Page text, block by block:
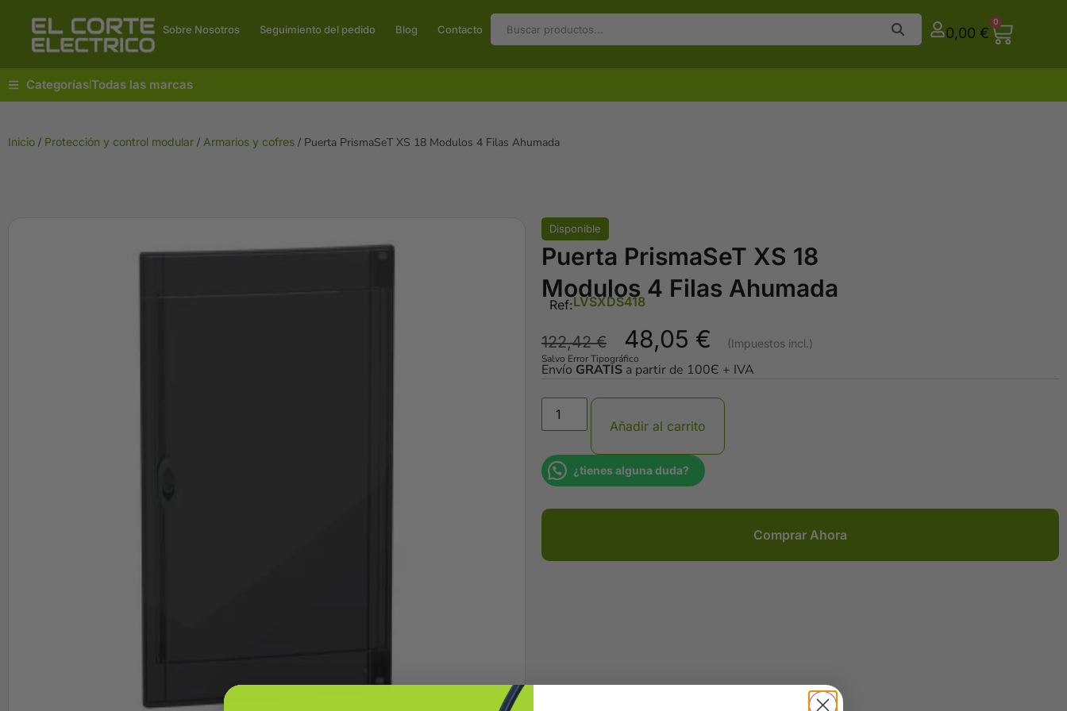
Sobre Nosotros Seguimiento del pedido Blog Contacto 0,00 €
0
Categorías| Todas las marcas
Inicio / Protección y control modular / Armarios y cofres / Puerta PrismaSeT XS 18 Modulos 4 Filas Ahumada
Disponible
Puerta PrismaSeT XS 18
Modulos 4 Filas Ahumada
Ref:LVSXDS418
122,42€ 48,05 €
Salvo Error Tipográfico
Envío GRATIS a partir de 100Є + IVA
Añadir al carrito
¿tienes alguna duda?
Comprar Ahora